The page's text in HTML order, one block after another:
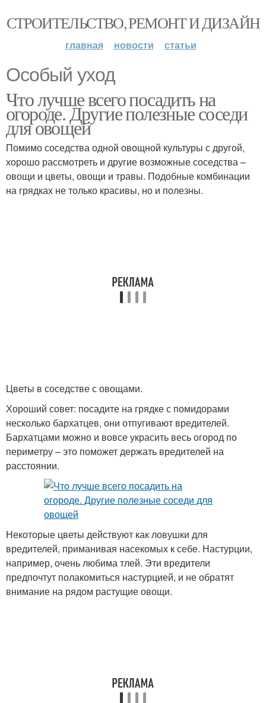
СТРОИТЕЛЬСТВО, РЕМОНТ И ДИЗАЙН
главная новости статьи
Особый уход
Что лучше всего посадить на
огороде. Другие полезные соседи
для овощей
Помимо соседства одной овощной культуры с другой,
хорошо рассмотреть и другие возможные соседства –
овощи и цветы, овощи и травы. Подобные комбинации
на грядках не только красивы, но и полезны.
Цветы в соседстве с овощами.
Хороший совет: посадите на грядке с помидорами
несколько бархатцев, они отпугивают вредителей.
Бархатцами можно и вовсе украсить весь огород по
периметру – это поможет держать вредителей на
расстоянии.
Некоторые цветы действуют как ловушки для
вредителей, приманивая насекомых к себе. Настурции,
например, очень любима тлей. Эти вредители
предпочтут полакомиться настурцией, и не обратят
внимание на рядом растущие овощи.